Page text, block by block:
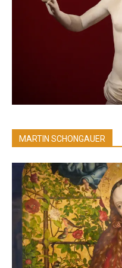
MARTIN SCHONGAUER